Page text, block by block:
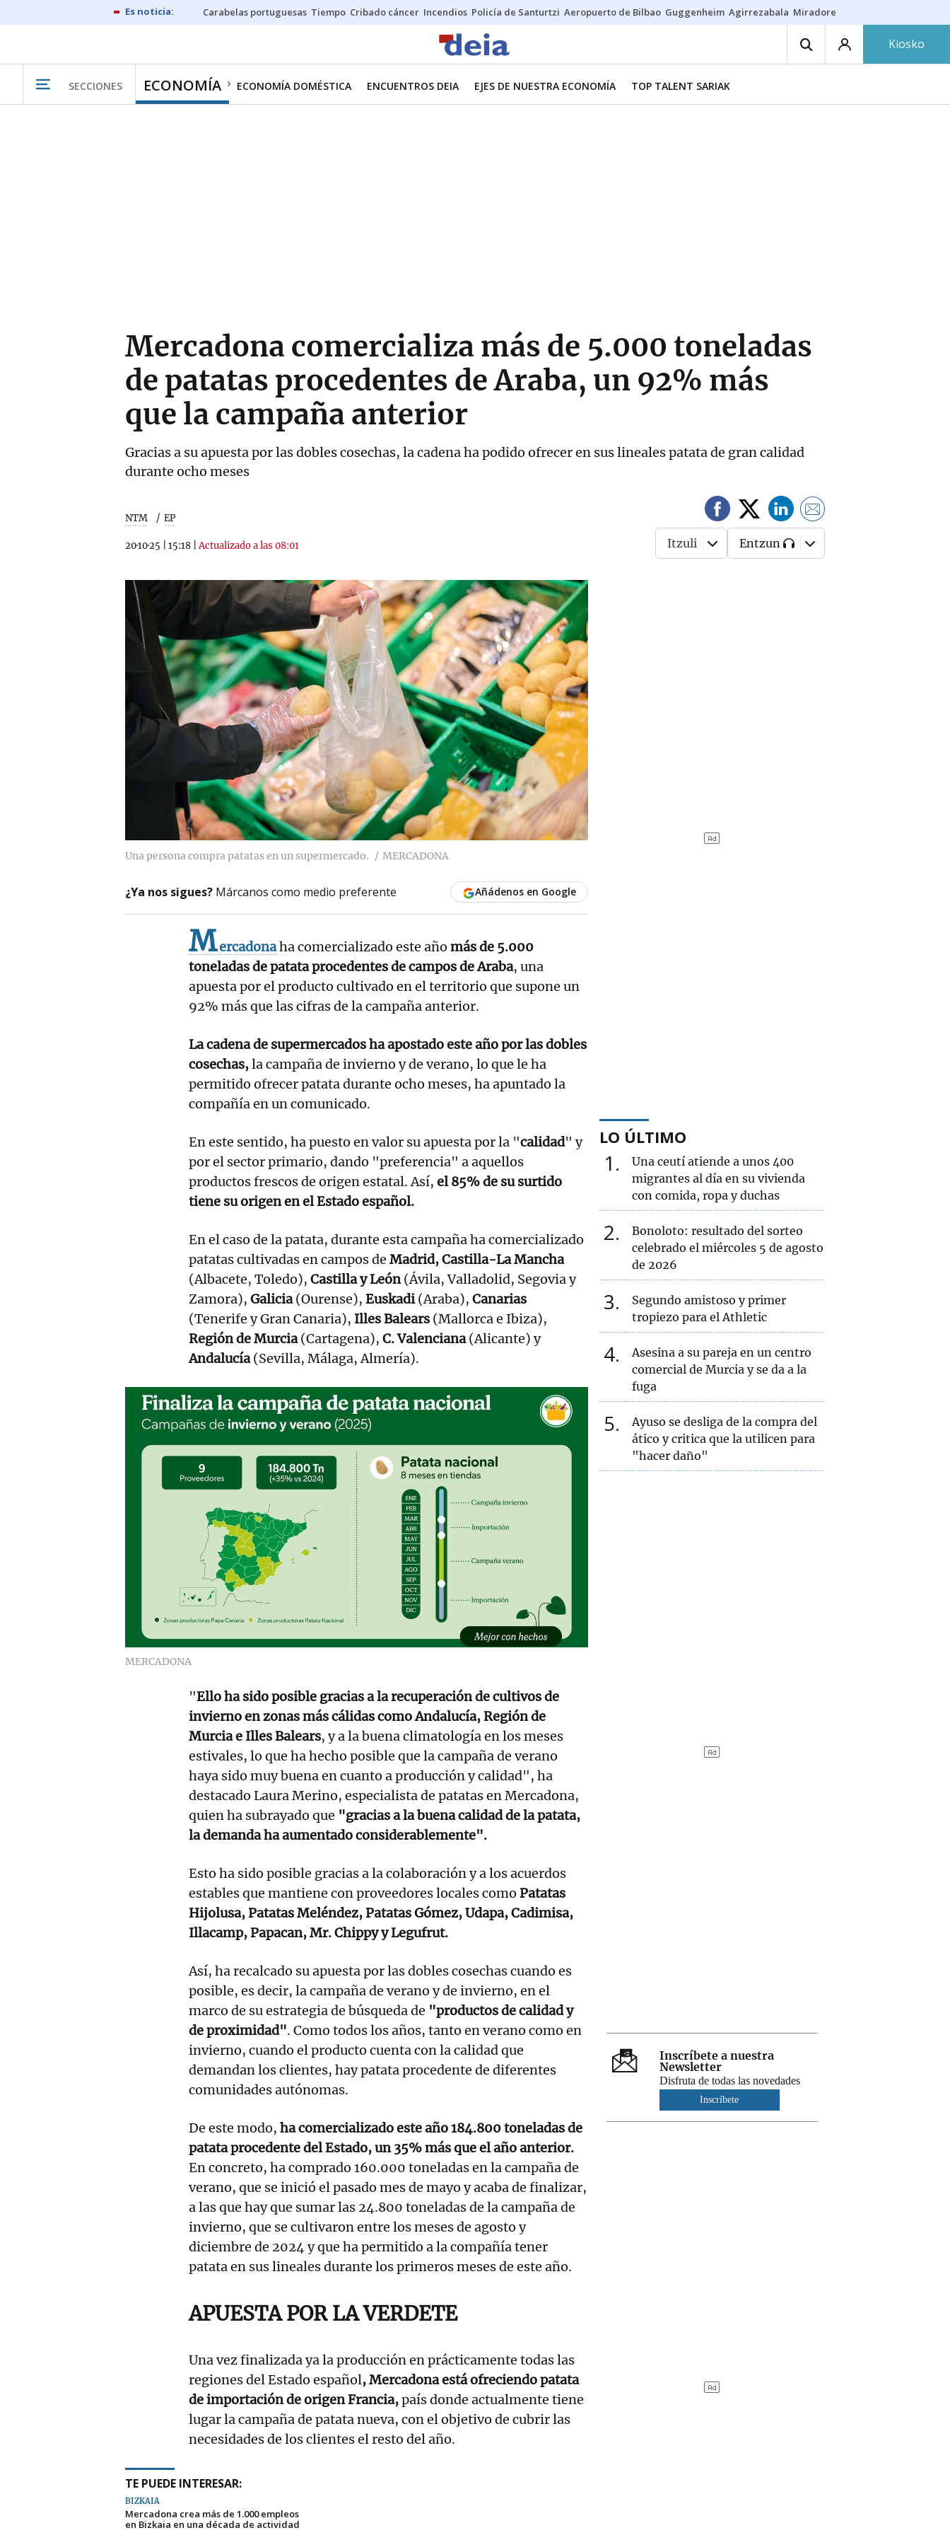
Carabelas portuguesas Tiempo Cribado cáncer Incendios Policía de Santurtzi Aeropuerto de Bilbao Guggenheim Agirrezabala Miradores en Bilbao
Kiosko
SECCIONES ECONOMÍA ECONOMÍA DOMÉSTICA ENCUENTROS DEIA EJES DE NUESTRA ECONOMÍA TOP TALENT SARIAK
Mercadona comercializa más de 5.000 toneladas
de patatas procedentes de Araba, un 92% más
que la campaña anterior
Gracias a su apuesta por las dobles cosechas, la cadena ha podido ofrecer en sus lineales patata de gran calidad
durante ocho meses
NTM EP
20·10·25 15:18 |Actualizado a las 08:01 Itzuli Entzun
Una persona compra patatas en un supermercado. MERCADONA
¿Ya nos sigues? Márcanos como medio preferente Añádenos en Google
Mercadonaha comercializado este año más de 5.000
toneladas de patata procedentes de campos de Araba, una
apuesta por el producto cultivado en el territorio que supone un
92% más que las cifras de la campaña anterior.
La cadena de supermercados ha apostado este año por las dobles
cosechas,la campaña de invierno y de verano, lo que le ha
permitido ofrecer patata durante ocho meses, ha apuntado la
compañía en un comunicado.
En este sentido, ha puesto en valor su apuesta por la "calidad" y
por el sector primario, dando "preferencia" a aquellos
productos frescos de origen estatal. Así, el 85% de su surtido
tiene su origen en el Estado español.
En el caso de la patata, durante esta campaña ha comercializado
patatas cultivadas en campos de Madrid, Castilla-La Mancha
(Albacete, Toledo), Castilla y León(Ávila, Valladolid, Segovia y
Zamora), Galicia(Ourense), Euskadi(Araba), Canarias
(Tenerife y Gran Canaria), Illes Balears (Mallorca e Ibiza),
Región de Murcia(Cartagena), C. Valenciana(Alicante) y
Andalucía(Sevilla, Málaga, Almería).
MERCADONA
"Ello ha sido posible gracias a la recuperación de cultivos de
invierno en zonas más cálidas como Andalucía, Región de
Murcia e Illes Balears, y a la buena climatología en los meses
estivales, lo que ha hecho posible que la campaña de verano
haya sido muy buena en cuanto a producción y calidad", ha
destacado Laura Merino, especialista de patatas en Mercadona,
quien ha subrayado que "gracias a la buena calidad de la patata,
la demanda ha aumentado considerablemente".
Esto ha sido posible gracias a la colaboración y a los acuerdos
estables que mantiene con proveedores locales como Patatas
Hijolusa, Patatas Meléndez, Patatas Gómez, Udapa, Cadimisa,
Illacamp, Papacan, Mr. Chippy y Legufrut.
Así, ha recalcado su apuesta por las dobles cosechas cuando es
posible, es decir, la campaña de verano y de invierno, en el
marco de su estrategia de búsqueda de "productos de calidad y
de proximidad". Como todos los años, tanto en verano como en
invierno, cuando el producto cuenta con la calidad que
demandan los clientes, hay patata procedente de diferentes
comunidades autónomas.
De este modo, ha comercializado este año 184.800 toneladas de
patata procedente del Estado, un 35% más que el año anterior.
En concreto, ha comprado 160.000 toneladas en la campaña de
verano, que se inició el pasado mes de mayo y acaba de finalizar,
a las que hay que sumar las 24.800 toneladas de la campaña de
invierno, que se cultivaron entre los meses de agosto y
diciembre de 2024 y que ha permitido a la compañía tener
patata en sus lineales durante los primeros meses de este año.
APUESTA POR LA VERDETE
Una vez finalizada ya la producción en prácticamente todas las
regiones del Estado español, Mercadona está ofreciendo patata
de importación de origen Francia,país donde actualmente tiene
lugar la campaña de patata nueva, con el objetivo de cubrir las
necesidades de los clientes el resto del año.
TE PUEDE INTERESAR:
BIZKAIA
Mercadona crea más de 1.000 empleos
en Bizkaia en una década de actividad
LO ÚLTIMO
1
Una ceutí atiende a unos 400
migrantes al día en su vivienda
con comida, ropa y duchas
2
Bonoloto: resultado del sorteo
celebrado el miércoles 5 de agosto
de 2026
3
Segundo amistoso y primer
tropiezo para el Athletic
4
Asesina a su pareja en un centro
comercial de Murcia y se da a la
fuga
5
Ayuso se desliga de la compra del
ático y critica que la utilicen para
"hacer daño"
Inscríbete a nuestra
Newsletter
Disfruta de todas las novedades
Inscríbete